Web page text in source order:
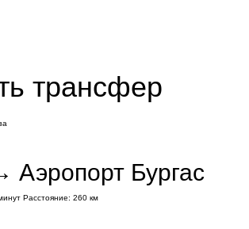
трансфер
Аэропорт Бургас
Расстояние: 260 км